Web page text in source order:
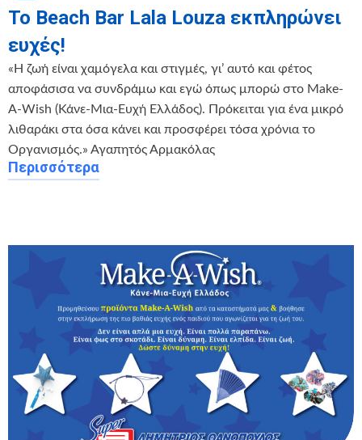
Το Beach Bar Lala Louza εκπληρώνει
ευχές!
«Η ζωή είναι χαμόγελα και στιγμές, γι’ αυτό και φέτος
αποφάσισα να συνδράμω και εγώ όπως μπορώ στo Make-
A-Wish (Κάνε-Μια-Ευχή Ελλάδος). Πρόκειται για ένα μικρό
λιθαράκι στα όσα κάνει και προσφέρει τόσα χρόνια το
Οργανισμός.» Αγαπητός Αρμακόλας
Περισσότερα